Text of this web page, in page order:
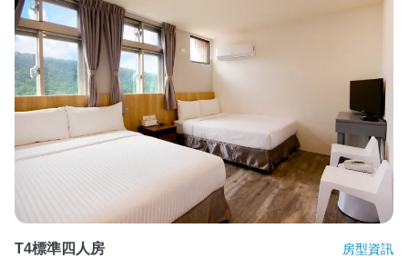
T4標準四人房 房型資訊